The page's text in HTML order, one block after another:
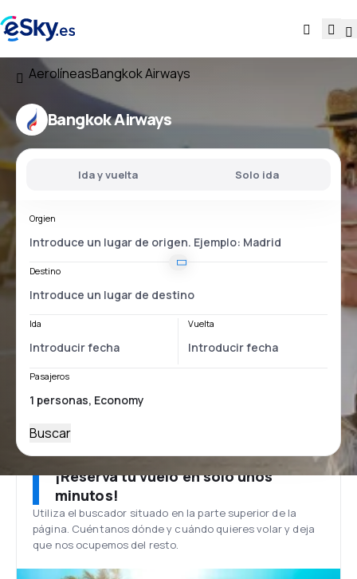
AerolíneasBangkok Airways
Bangkok Airways
Ida y vuelta Solo ida
Orgien
Destino
Ida Vuelta
Pasajeros
Buscar
¡Reserva tu vuelo en solo unos
minutos!
Utiliza el buscador situado en la parte superior de la
página. Cuéntanos dónde y cuándo quieres volar y deja
que nos ocupemos del resto.